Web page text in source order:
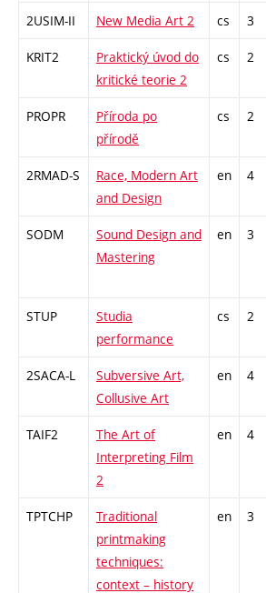
2USIM-II New Media Art 2 cs 3
KRIT2
Praktický úvod do
kritické teorie 2
cs 2
PROPR
Příroda po
přírodě
cs 2
2RMAD-S
Race, Modern Art
and Design
en 4
SODM
Sound Design and
Mastering
en 3
STUP
Studia
performance
cs 2
2SACA-L
Subversive Art,
Collusive Art
en 4
TAIF2
The Art of
Interpreting Film
2
en 4
TPTCHP
Traditional
printmaking
techniques:
context – history
en 3